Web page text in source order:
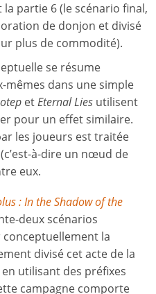
partie 6 (le scénario final,
de donjon et divisé
plus de commodité).
se résume
dans une simple
etEternal Lies utilisent
pour un effet similaire.
les joueurs est traitée
à-dire un nœud de
eux.
: In the Shadow of the
deux scénarios
la
divisé cet acte de la
utilisant des préfixes
campagne comporte